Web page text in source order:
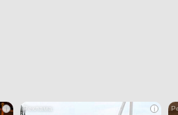
i i